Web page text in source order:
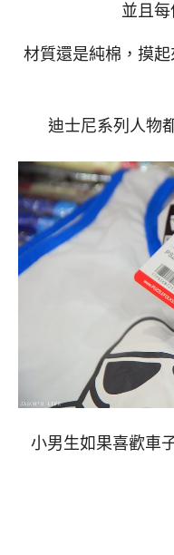
並且
材質還是純棉，摸
迪士尼系列人物
小男生如果喜歡車